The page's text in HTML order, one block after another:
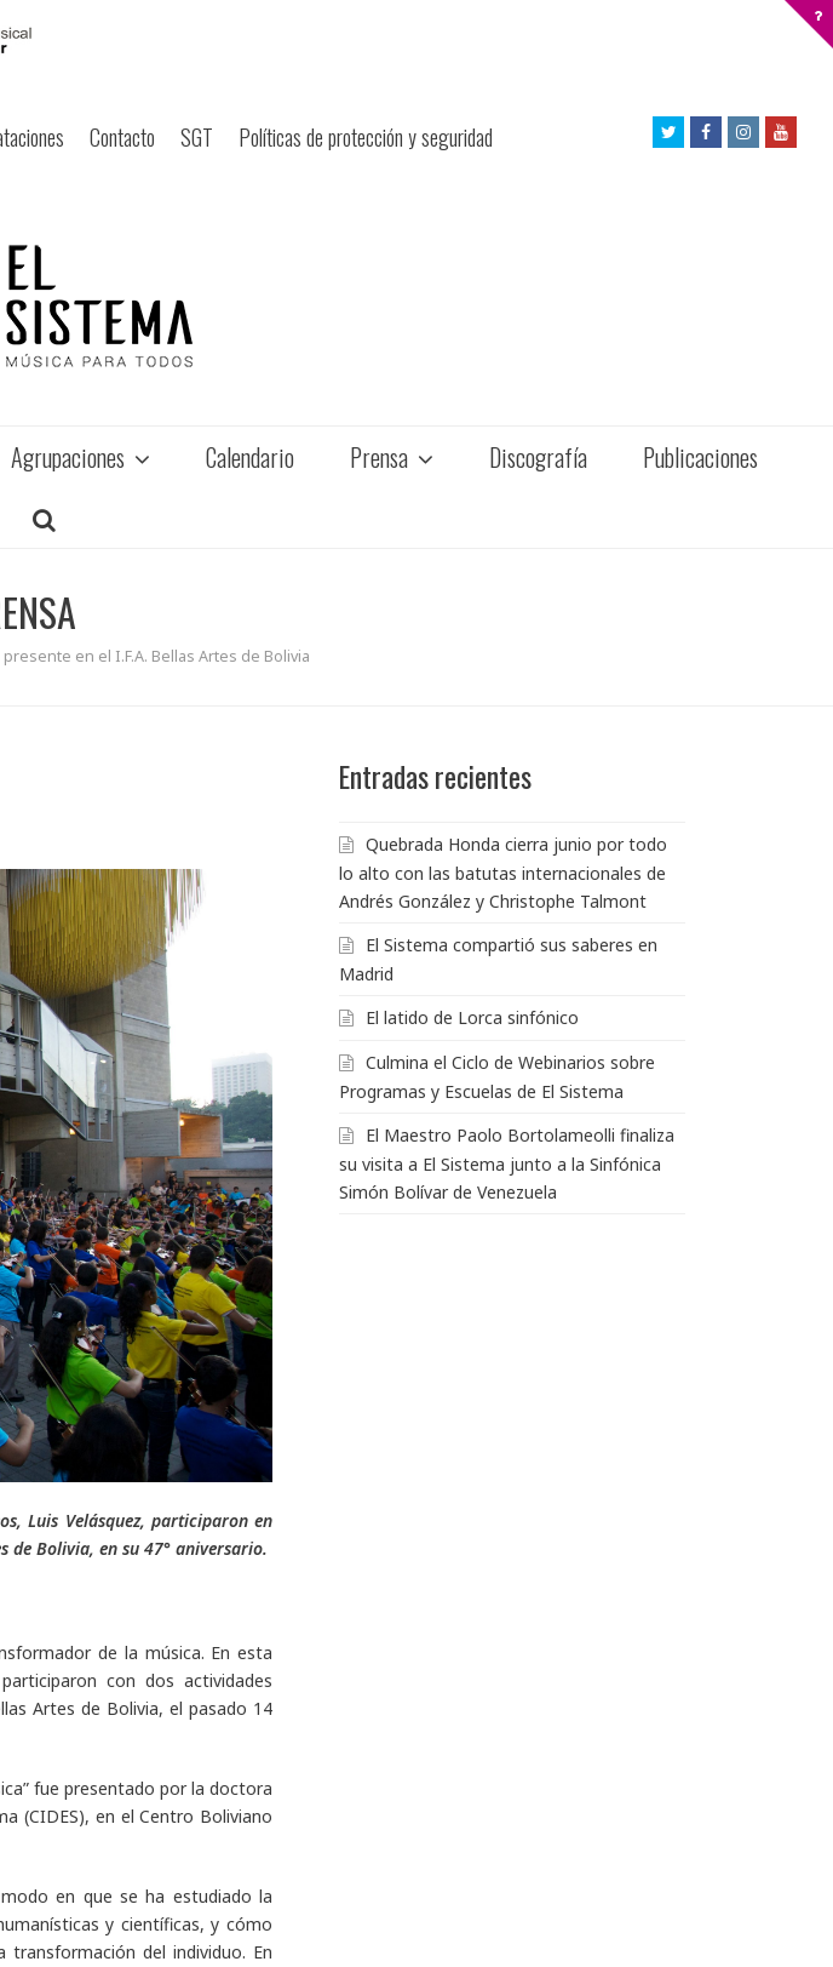
Contacto SGT Políticas de protección y seguridad
TwitterFacebookInstagram
Agrupaciones Calendario Prensa Discografía Publicaciones
en el I.F.A. Bellas Artes de Bolivia
Luis Velásquez, participaron en
de Bolivia, en su 47° aniversario.
de la música. En esta
con dos actividades
Artes de Bolivia, el pasado 14
fue presentado por la doctora
(CIDES), en el Centro Boliviano
en que se ha estudiado la
y científicas, y cómo
del individuo. En
Entradas recientes
Quebrada Honda cierra junio por todo
lo alto con las batutas internacionales de
Andrés González y Christophe Talmont
El Sistema compartió sus saberes en
Madrid
El latido de Lorca sinfónico
Culmina el Ciclo de Webinarios sobre
Programas y Escuelas de El Sistema
El Maestro Paolo Bortolameolli finaliza
su visita a El Sistema junto a la Sinfónica
Simón Bolívar de Venezuela